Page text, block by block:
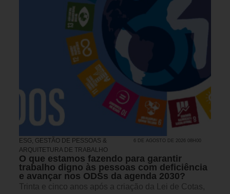
ESG, GESTÃO DE PESSOAS &
ARQUITETURA DE TRABALHO
6 DE AGOSTO DE 2026 08H00
O que estamos fazendo para garantir
trabalho digno às pessoas com deficiência
e avançar nos ODSs da agenda 2030?
Trinta e cinco anos após a criação da Lei de Cotas,